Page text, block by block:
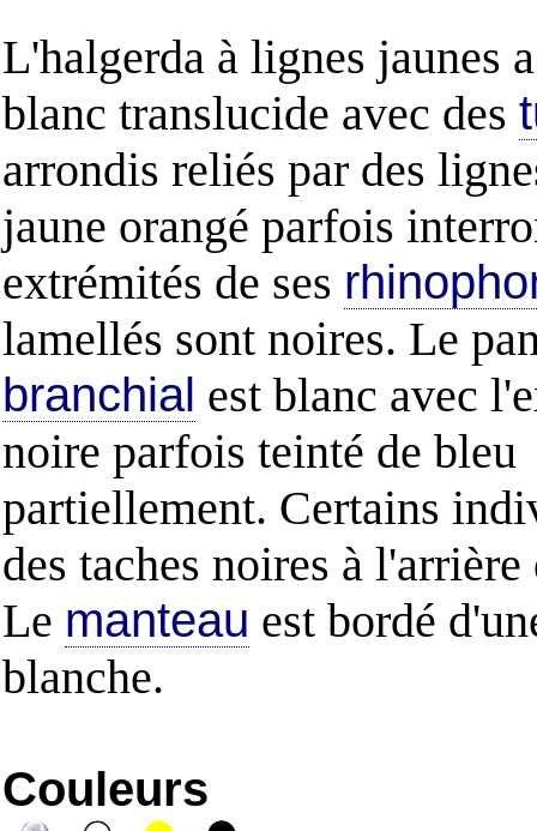
L'halgerda à lignes jaunes
blanc translucide avec des
arrondis reliés par des
jaune orangé parfois
extrémités de ses
lamellés sont noires. Le
branchial est blanc avec
noire parfois teinté de bleu
partiellement. Certains
des taches noires à
Le manteau est bordé
blanche.
Couleurs